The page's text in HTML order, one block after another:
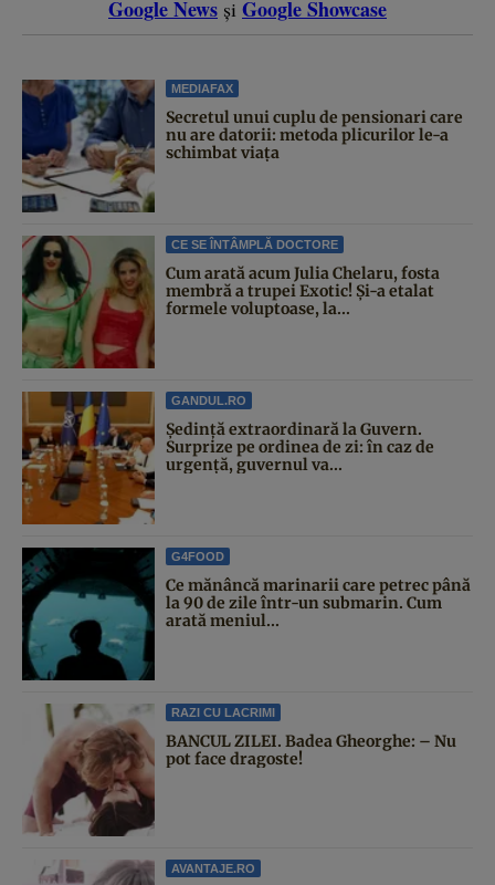
Google News și Google Showcase
MEDIAFAX
Secretul unui cuplu de pensionari care
nu are datorii: metoda plicurilor le-a
schimbat viața
CE SE ÎNTÂMPLĂ DOCTORE
Cum arată acum Julia Chelaru, fosta
membră a trupei Exotic! Și-a etalat
formele voluptoase, la...
GANDUL.RO
Şedinţă extraordinară la Guvern.
Surprize pe ordinea de zi: în caz de
urgență, guvernul va...
G4FOOD
Ce mănâncă marinarii care petrec până
la 90 de zile într-un submarin. Cum
arată meniul...
RAZI CU LACRIMI
BANCUL ZILEI. Badea Gheorghe: – Nu
pot face dragoste!
AVANTAJE.RO